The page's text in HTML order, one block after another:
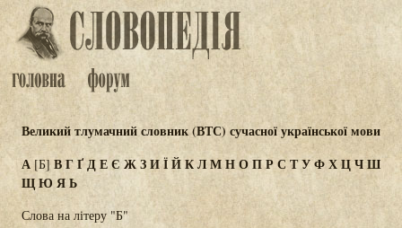
Великий тлумачний словник (ВТС) сучасної української мови
А [Б] ВГҐДЕЄ ЖЗИЇЙКЛМНОПРСТУФХЦЧШ
ЩЮ ЯЬ
Слова на літеру "Б"